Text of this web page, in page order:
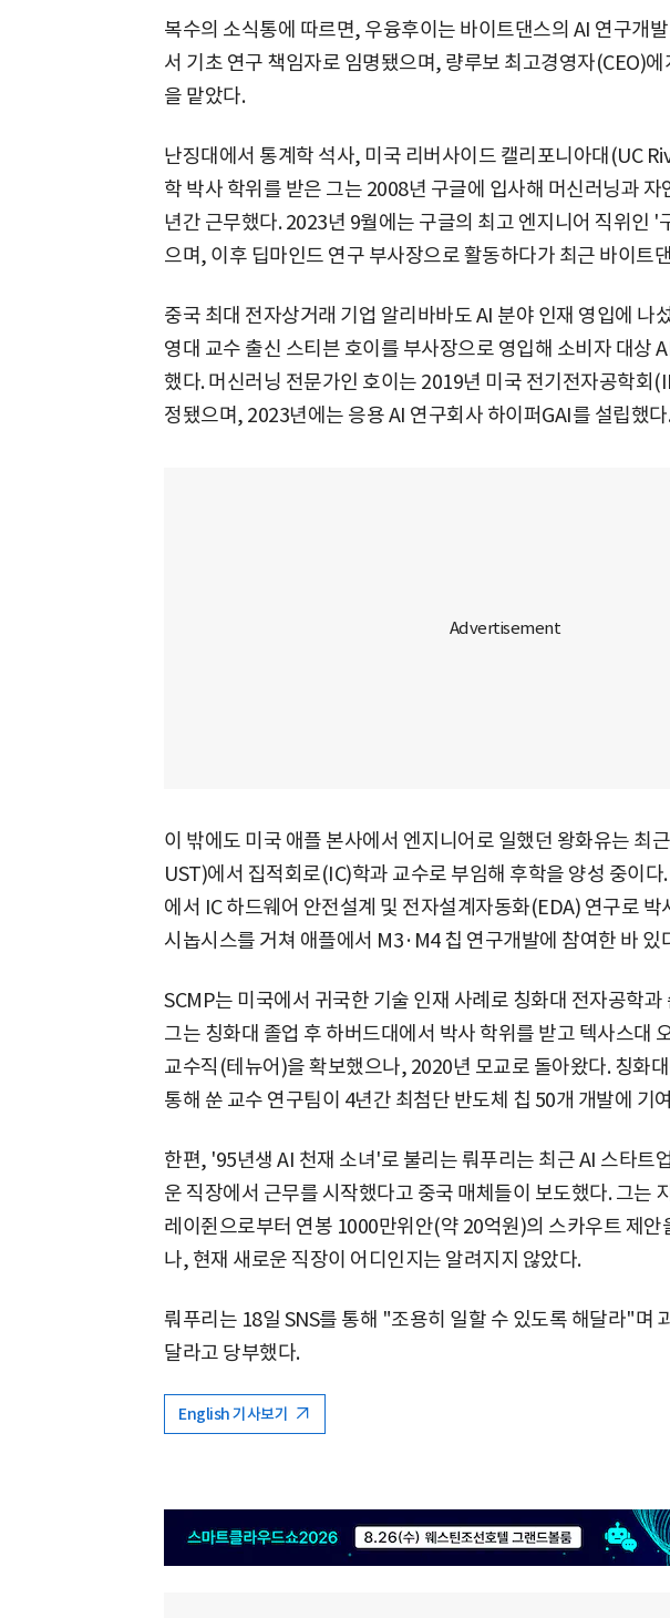
복수의 소식통에 따르면, 우융후이는 바이트댄스의 AI 연구개
서 기초 연구 책임자로 임명됐으며, 량루보 최고경영자(CEO)
을 맡았다.
난징대에서 통계학 석사, 미국 리버사이드 캘리포니아대(UC
학 박사 학위를 받은 그는 2008년 구글에 입사해 머신러닝과 자
년간 근무했다. 2023년 9월에는 구글의 최고 엔지니어 직위인 '
으며, 이후 딥마인드 연구 부사장으로 활동하다가 최근 바이트
중국 최대 전자상거래 기업 알리바바도 AI 분야 인재 영입에 나
영대 교수 출신 스티븐 호이를 부사장으로 영입해 소비자 대상
했다. 머신러닝 전문가인 호이는 2019년 미국 전기전자공학회
정됐으며, 2023년에는 응용 AI 연구회사 하이퍼GAI를 설립했다.
이 밖에도 미국 애플 본사에서 엔지니어로 일했던 왕화유는 최
UST)에서 집적회로(IC)학과 교수로 부임해 후학을 양성 중이다
에서 IC 하드웨어 안전설계 및 전자설계자동화(EDA) 연구로 박
시놉시스를 거쳐 애플에서 M3·M4 칩 연구개발에 참여한 바 있
SCMP는 미국에서 귀국한 기술 인재 사례로 칭화대 전자공학과
그는 칭화대 졸업 후 하버드대에서 박사 학위를 받고 텍사스대
교수직(테뉴어)을 확보했으나, 2020년 모교로 돌아왔다. 칭화
통해 쑨 교수 연구팀이 4년간 최첨단 반도체 칩 50개 개발에 기
한편, '95년생 AI 천재 소녀'로 불리는 뤄푸리는 최근 AI 스타트
운 직장에서 근무를 시작했다고 중국 매체들이 보도했다. 그는
레이쥔으로부터 연봉 1000만위안(약 20억원)의 스카우트 제안
나, 현재 새로운 직장이 어디인지는 알려지지 않았다.
뤄푸리는 18일 SNS를 통해 "조용히 일할 수 있도록 해달라"며
달라고 당부했다.
English 기사보기